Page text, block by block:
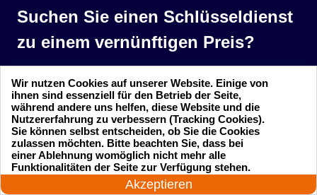
Suchen Sie einen Schlüsseldienst
zu einem vernünftigen Preis?
Rufen Sie uns an und unser professioneller
Meister wird in 25 Minuten schnell vor Ort sein!
Rufen Sie jetzt an
24 Stunden am Tag
Akzeptieren
Wir nutzen Cookies auf unserer Website. Einige von
ihnen sind essenziell für den Betrieb der Seite,
während andere uns helfen, diese Website und die
Nutzererfahrung zu verbessern (Tracking Cookies).
Sie können selbst entscheiden, ob Sie die Cookies
zulassen möchten. Bitte beachten Sie, dass bei
einer Ablehnung womöglich nicht mehr alle
Funktionalitäten der Seite zur Verfügung stehen.